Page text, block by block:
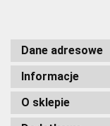
Dane adresowe
Informacje
O sklepie